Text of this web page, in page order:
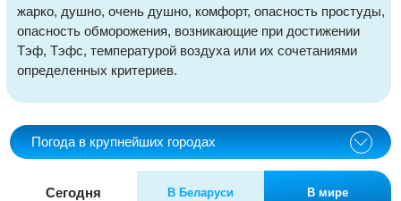
жарко, душно, очень душно, комфорт, опасность простуды,
опасность обморожения, возникающие при достижении
Тэф, Тэфс, температурой воздуха или их сочетаниями
определенных критериев.
Погода в крупнейших городах
Сегодня В Беларуси В мире